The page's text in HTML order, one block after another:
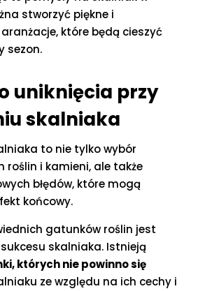
stworzyć piękne i
które będą cieszyć
sezon.
uniknięcia przy
skalniaka
to nie tylko wybór
roślin i kamieni, ale także
błędów, które mogą
końcowy.
gatunków roślin jest
skalniaka. Istnieją
których nie powinno się
ze względu na ich cechy i